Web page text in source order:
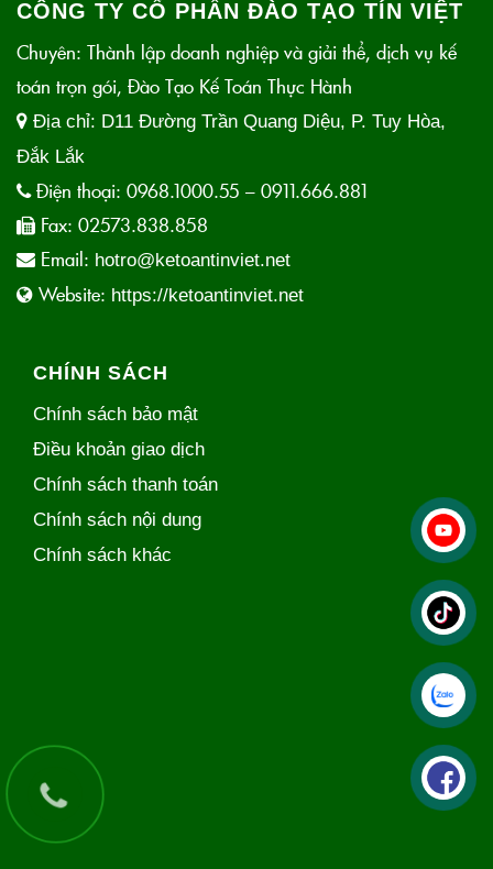
CÔNG TY CỔ PHẦN ĐÀO TẠO TÍN VIỆT
Chuyên: Thành lập doanh nghiệp và giải thể, dịch vụ kế
toán trọn gói, Đào Tạo Kế Toán Thực Hành
Địa chỉ: D11 Đường Trần Quang Diệu, P. Tuy Hòa,
Đắk Lắk
Điện thoại: 0968.1000.55 – 0911.666.881
Fax: 02573.838.858
Email: hotro@ketoantinviet.net
Website: https://ketoantinviet.net
CHÍNH SÁCH
Chính sách bảo mật
Điều khoản giao dịch
Chính sách thanh toán
Chính sách nội dung
Chính sách khác